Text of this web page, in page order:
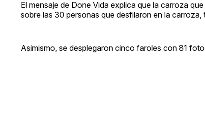
El mensaje de Done Vida explica que la carroza
sobre las 30 personas que desfilaron en la
Asimismo, se desplegaron cinco faroles con 81